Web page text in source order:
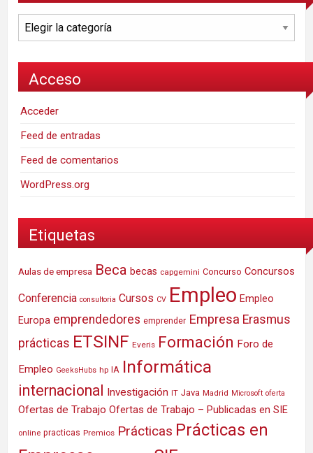
Categorías
Acceso
Acceder
Feed de entradas
Feed de comentarios
WordPress.org
Etiquetas
Aulas de empresa Beca becas capgemini Concurso Concursos
Conferencia consultoria Cursos CV Empleo Empleo
Europa emprendedores emprender Empresa Erasmus
prácticas ETSINF Everis Formación Foro de
Empleo GeeksHubs hp IA Informática
internacional Investigación IT Java Madrid Microsoft oferta
Ofertas de Trabajo Ofertas de Trabajo – Publicadas en SIE
online practicas Premios Prácticas Prácticas en